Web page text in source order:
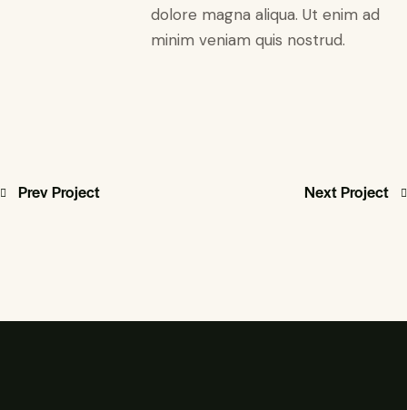
dolore magna aliqua. Ut enim ad
minim veniam quis nostrud.
Prev Project Next Project